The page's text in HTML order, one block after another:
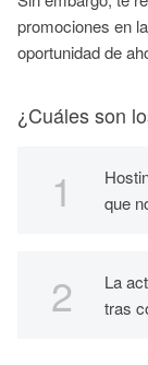
promociones en
oportunidad de
¿Cuáles son
que
La
tras